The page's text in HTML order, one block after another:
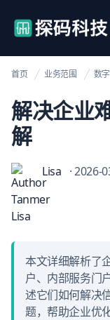
【官网】探码科技
首页 业务范围 数
解决企业
解
Lisa · 2026-
本文详细解析了
户、内部服务门
述它们如何解决
题，帮助企业优